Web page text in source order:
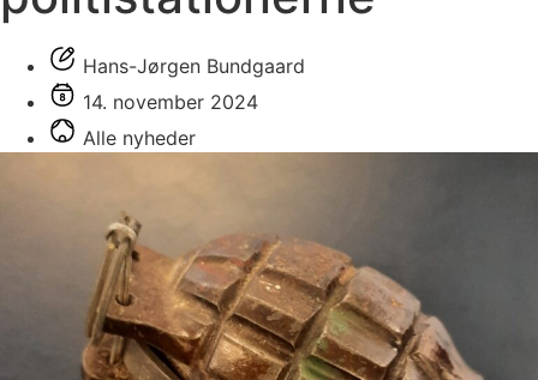
Hans-Jørgen Bundgaard
14. november 2024
Alle nyheder